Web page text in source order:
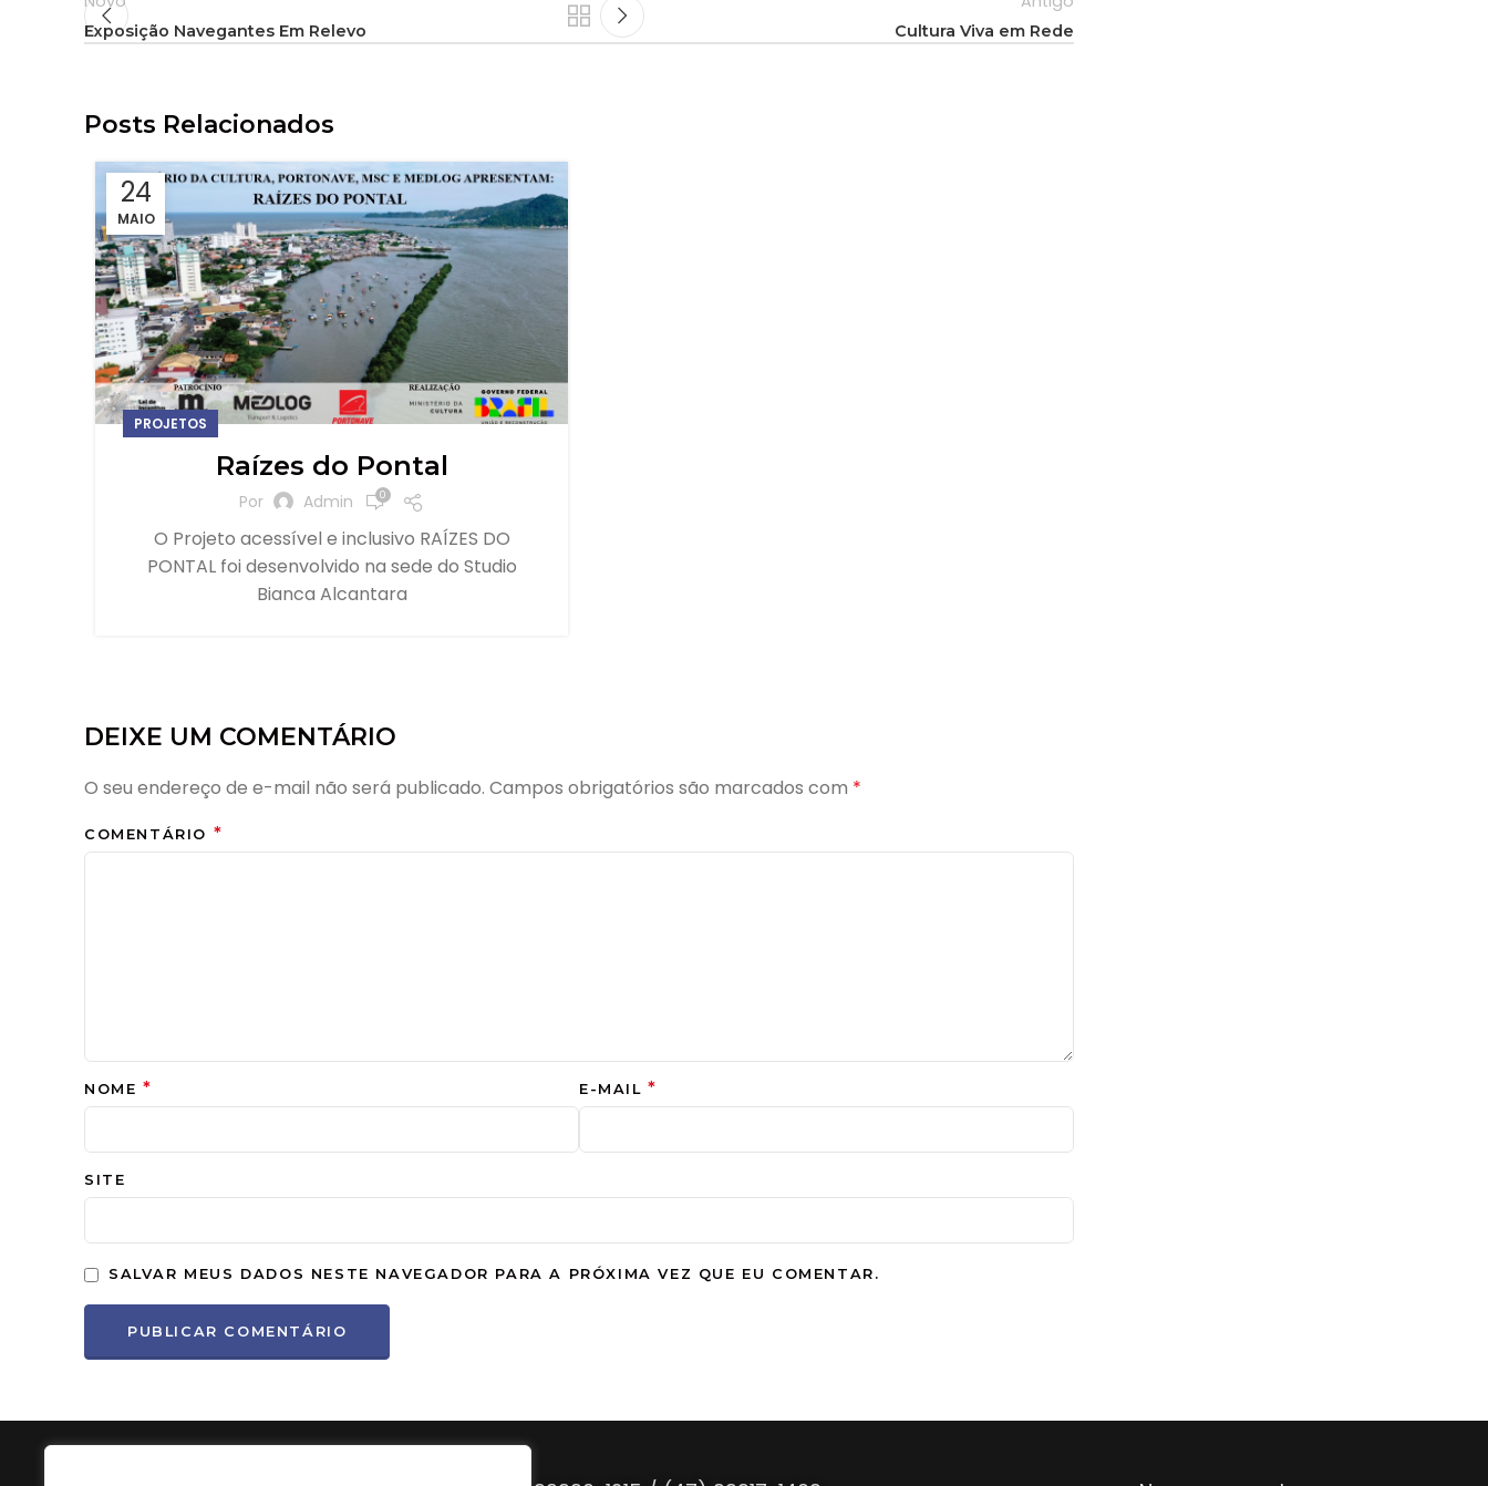
Exposição Navegantes Em Relevo Cultura Viva em Rede
Posts Relacionados
24
MAIO
PROJETOS
Raízes do Pontal
Por Admin 0
O Projeto acessível e inclusivo RAÍZES DO
PONTAL foi desenvolvido na sede do Studio
Bianca Alcantara
DEIXE UM COMENTÁRIO
O seu endereço de e-mail não será publicado. Campos obrigatórios são marcados com *
COMENTÁRIO *
NOME * E-MAIL*
SITE
SALVAR MEUS DADOS NESTE NAVEGADOR PARA A PRÓXIMA VEZ QUE EU COMENTAR.